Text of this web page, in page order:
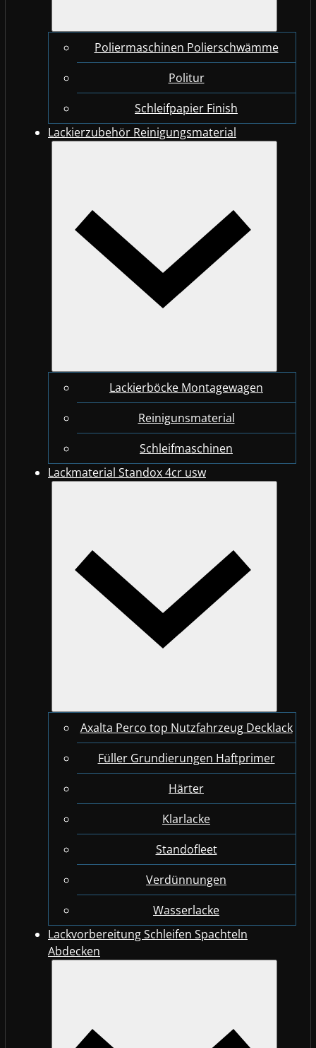
Poliermaschinen Polierschwämme
Politur
Schleifpapier Finish
Lackierzubehör Reinigungsmaterial
Lackierböcke Montagewagen
Reinigunsmaterial
Schleifmaschinen
Lackmaterial Standox 4cr usw
Axalta Perco top Nutzfahrzeug Decklack
Füller Grundierungen Haftprimer
Härter
Klarlacke
Standofleet
Verdünnungen
Wasserlacke
Lackvorbereitung Schleifen Spachteln
Abdecken